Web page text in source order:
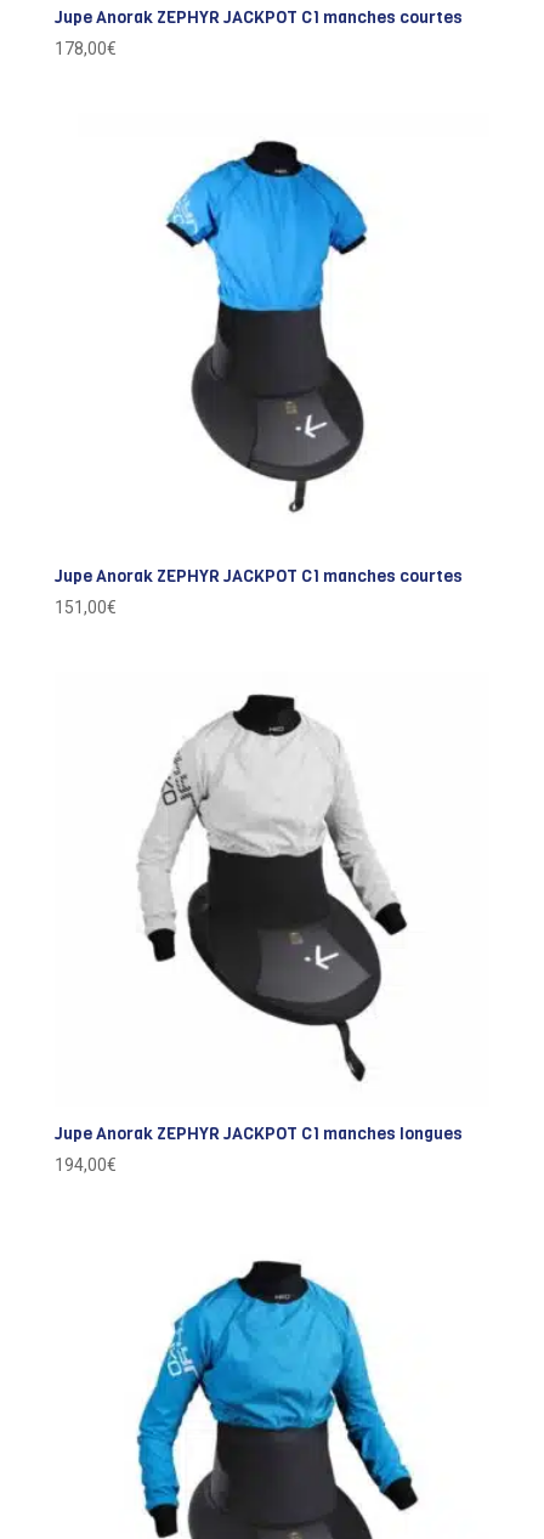
Jupe Anorak ZEPHYR JACKPOT C1 manches courtes
178,00€
Jupe Anorak ZEPHYR JACKPOT C1 manches courtes
151,00€
Jupe Anorak ZEPHYR JACKPOT C1 manches longues
194,00€